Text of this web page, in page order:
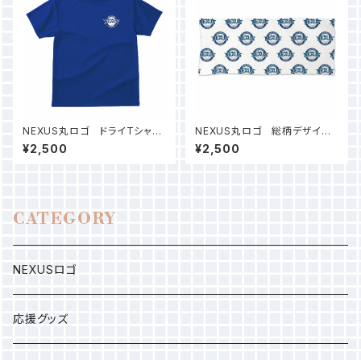
NEXUS丸ロゴ ドライTシャツ
（ジャパンブルー）
¥2,500
NEXUS丸ロゴ 総柄デザイン
タオル
¥2,500
CATEGORY
NEXUSロゴ
応援グッズ